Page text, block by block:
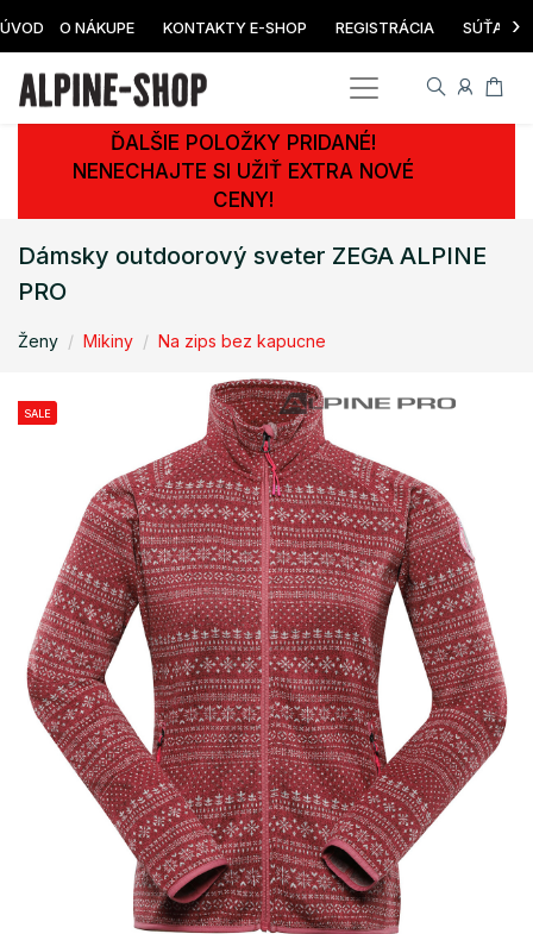
ÚVOD O NÁKUPE KONTAKTY E-SHOP REGISTRÁCIA SÚŤAŽ ›
ĎALŠIE POLOŽKY PRIDANÉ!
NENECHAJTE SI UŽIŤ EXTRA NOVÉ
CENY!
Dámsky outdoorový sveter ZEGA ALPINE
PRO
Ženy Mikiny Na zips bez kapucne
SALE